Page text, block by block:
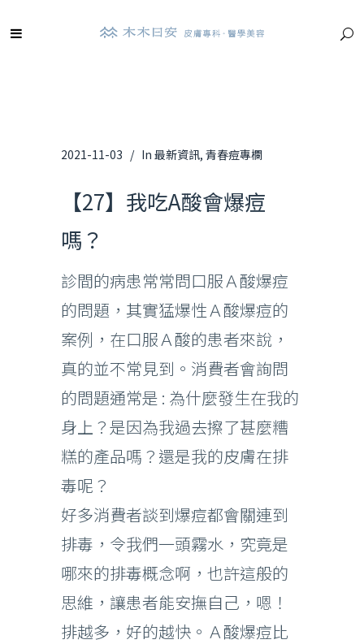
2021-11-03 In 最新資訊, 青春痘專欄
【27】我吃A酸會爆痘
嗎？
診間的病患常常問口服Ａ酸爆痘
的問題，其實猛爆性Ａ酸爆痘的
案例，在口服Ａ酸的患者來說，
真的並不常見到。消費者會詢問
的問題通常是 : 為什麼發生在我的
身上？是因為我過去擦了甚麼糟
糕的產品嗎？還是我的皮膚在排
毒呢？
好多消費者談到爆痘都會關連到
排毒，令我們一頭霧水，究竟是
哪來的排毒概念啊，也許這般的
思維，讓患者能安撫自己，嗯！
排越多，好的越快。Ａ酸爆痘比